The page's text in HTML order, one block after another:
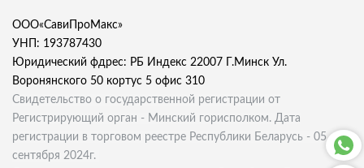
ООО«СавиПроМакс»
УНП: 193787430
Юридический фдрес: РБ Индекс 22007 Г.Минск Ул.
Воронянского 50 кортус 5 офис 310
Свидетельство о государственной регистрации от
Регистрирующий орган - Минский горисполком. Дата
регистрации в торговом реестре Республики Беларусь - 05
сентября 2024г.